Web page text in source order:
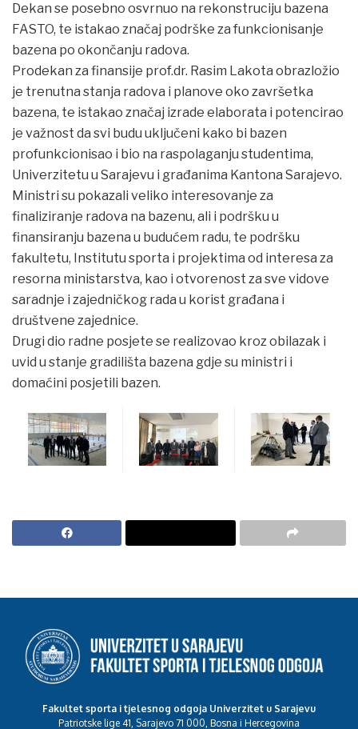
Dekan se posebno osvrnuo na rekonstruciju bazena
FASTO, te istakao značaj podrške za funkcionisanje
bazena po okončanju radova.
Prodekan za finansije prof.dr. Rasim Lakota obrazložio
je trenutna stanja radova i planove oko završetka
bazena, te istakao značaj izrade elaborata i potencirao
je važnost da svi budu uključeni kako bi bazen
profunkcionisao i bio na raspolaganju studentima,
Univerzitetu u Sarajevu i građanima Kantona Sarajevo.
Ministri su pokazali veliko interesovanje za
finaliziranje radova na bazenu, ali i podršku u
finansiranju bazena u budućem radu, te podršku
fakultetu, Institutu sporta i projektima od interesa za
resorna ministarstva, kao i otvorenost za sve vidove
saradnje i zajedničkog rada u korist građana i
društvene zajednice.
Drugi dio radne posjete se realizovao kroz obilazak i
uvid u stanje gradilišta bazena gdje su ministri i
domaćini posjetili bazen.
Fakultet sporta i tjelesnog odgoja Univerzitet u Sarajevu
Patriotske lige 41, Sarajevo 71 000, Bosna i Hercegovina